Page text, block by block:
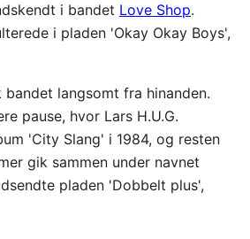
i bandet Love Shop.
i pladen 'Okay Okay Boys',
langsomt fra hinanden.
pause, hvor Lars H.U.G.
'City Slang' i 1984, og resten
gik sammen under navnet
pladen 'Dobbelt plus',